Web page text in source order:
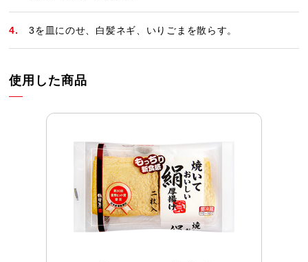
3を皿にのせ、白髪ネギ、いりごまを散らす。
使用した商品